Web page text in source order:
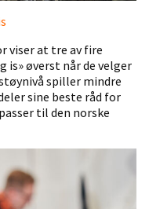
viser at tre av fire
is» øverst når de velger
spiller mindre
sine beste råd for
til den norske